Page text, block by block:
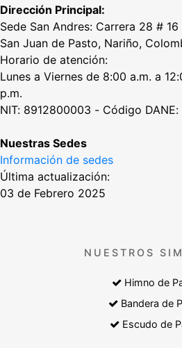
Dirección Principal:
Sede San Andres: Carrera 28 # 16
San Juan de Pasto, Nariño,
Horario de atención:
Lunes a Viernes de 8:00 a.m. a
p.m.
NIT: 8912800003 - Código DANE:
Nuestras Sedes
Información de sedes
Última actualización:
03 de Febrero 2025
NUESTROS
Himno de
Bandera de
Escudo de